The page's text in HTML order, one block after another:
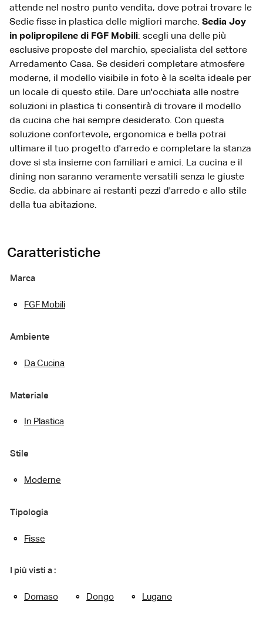
attende nel nostro punto vendita, dove potrai trovare le
Sedie fisse in plastica delle migliori marche. Sedia Joy
in polipropilene di FGF Mobili: scegli una delle più
esclusive proposte del marchio, specialista del settore
Arredamento Casa. Se desideri completare atmosfere
moderne, il modello visibile in foto è la scelta ideale per
un locale di questo stile. Dare un'occhiata alle nostre
soluzioni in plastica ti consentirà di trovare il modello
da cucina che hai sempre desiderato. Con questa
soluzione confortevole, ergonomica e bella potrai
ultimare il tuo progetto d'arredo e completare la stanza
dove si sta insieme con familiari e amici. La cucina e il
dining non saranno veramente versatili senza le giuste
Sedie, da abbinare ai restanti pezzi d'arredo e allo stile
della tua abitazione.
Caratteristiche
Marca
FGF Mobili
Ambiente
Da Cucina
Materiale
In Plastica
Stile
Moderne
Tipologia
Fisse
I più visti a :
Domaso Dongo Lugano